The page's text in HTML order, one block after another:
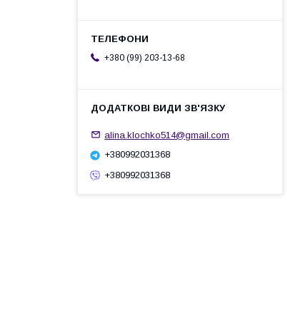
+380 (99) 203-13-68
alina.klochko514@gmail.com
+380992031368
+380992031368